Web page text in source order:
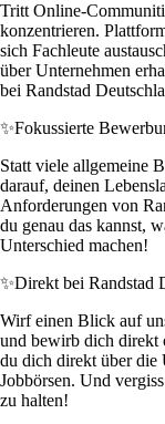
Tritt Online-
konzentrieren.
sich Fachleute
über Unternehmen
bei Randstad
✨Fokussierte
Statt viele allgemeine
darauf, deinen
Anforderungen von
du genau das kannst,
Unterschied machen!
✨Direkt bei Randstad
Wirf einen Blick auf
und bewirb dich direkt
du dich direkt über die
Jobbörsen. Und
zu halten!